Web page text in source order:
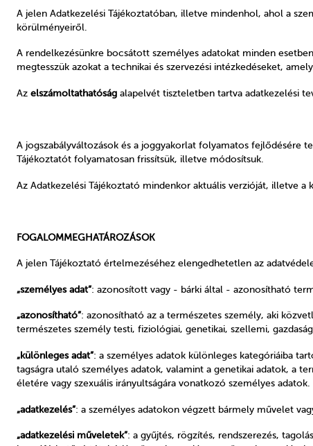
A jelen Adatkezelési Tájékoztatóban, illetve mindenhol, ahol a
körülményeiről.
A rendelkezésünkre bocsátott személyes adatokat minden
megtesszük azokat a technikai és szervezési intézkedéseket,
Az elszámoltathatóság alapelvét tiszteletben tartva adatkezelési
A jogszabályváltozások és a joggyakorlat folyamatos fejlődésére
Tájékoztatót folyamatosan frissítsük, illetve módosítsuk.
Az Adatkezelési Tájékoztató mindenkor aktuális verzióját, illetve a
FOGALOMMEGHATÁROZÁSOK
A jelen Tájékoztató értelmezéséhez elengedhetetlen az
„személyes adat”: azonosított vagy - bárki által - azonosítható
„azonosítható”: azonosítható az a természetes személy, aki
természetes személy testi, fiziológiai, genetikai, szellemi,
„különleges adat”: a személyes adatok különleges kategóriáiba
tagságra utaló személyes adatok, valamint a genetikai adatok, a
életére vagy szexuális irányultságára vonatkozó személyes adatok.
„adatkezelés”: a személyes adatokon végzett bármely művelet
„adatkezelési műveletek”: a gyűjtés, rögzítés, rendszerezés,